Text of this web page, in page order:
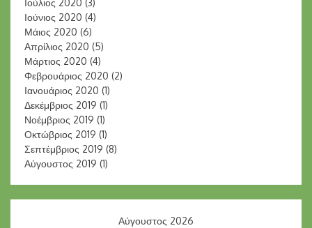
Ιούνιος 2020 (4)
Μάιος 2020 (6)
Απρίλιος 2020 (5)
Μάρτιος 2020 (4)
Φεβρουάριος 2020 (2)
Ιανουάριος 2020 (1)
Δεκέμβριος 2019 (1)
Νοέμβριος 2019 (1)
Οκτώβριος 2019 (1)
Σεπτέμβριος 2019 (8)
Αύγουστος 2019 (1)
Αύγουστος 2026